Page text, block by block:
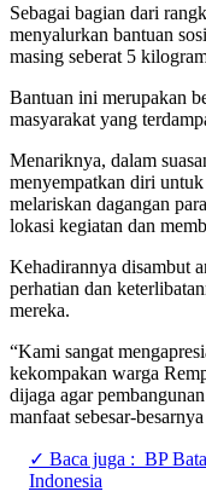
Sebagai bagian dari
menyalurkan bantuan
masing seberat 5
Bantuan ini merupakan
masyarakat yang
Menariknya, dalam
menyempatkan diri untuk
melariskan dagangan
lokasi kegiatan dan
Kehadirannya disambut
perhatian dan
mereka.
“Kami sangat
kekompakan warga
dijaga agar
manfaat sebesar-
✓ Baca juga : BP
Indonesia